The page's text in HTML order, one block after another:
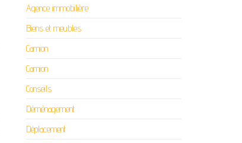
Agence immobilière
Biens et meubles
Camion
Camion
Conseils
Déménagement
Déplacement